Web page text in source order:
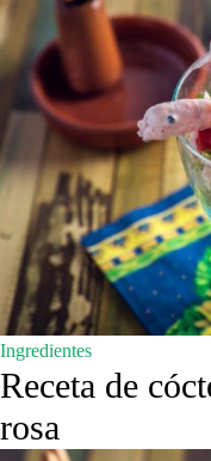
Ingredientes
Receta de
rosa